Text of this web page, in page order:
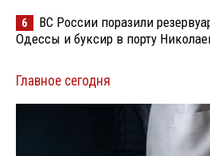
6
ВС России поразили
Одессы и буксир в порту
Главное сегодня